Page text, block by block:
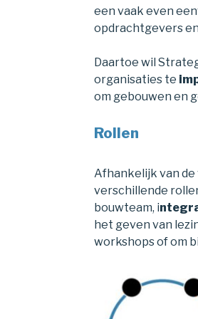
een vaak even
opdrachtgevers
Daartoe wil
organisaties te
om gebouwen en
Rollen
Afhankelijk van
verschillende
bouwteam, i
het geven van
workshops of om